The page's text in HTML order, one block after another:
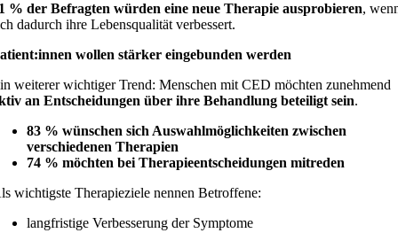
% der Befragten würden eine neue Therapie ausprobieren,
dadurch ihre Lebensqualität verbessert.
wollen stärker eingebunden werden
weiterer wichtiger Trend: Menschen mit CED möchten zunehmend
an Entscheidungen über ihre Behandlung beteiligt sein.
83 % wünschen sich Auswahlmöglichkeiten zwischen
verschiedenen Therapien
74 % möchten bei Therapieentscheidungen mitreden
wichtigste Therapieziele nennen Betroffene:
langfristige Verbesserung der Symptome